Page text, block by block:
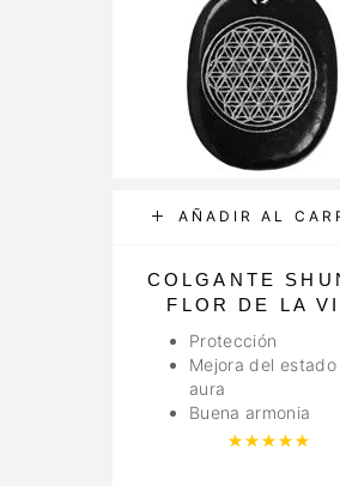
AÑADIR AL
COLGANTE
FLOR DE LA
Protección
Mejora del
aura
Buena armonia